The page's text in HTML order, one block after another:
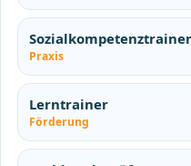
Sozialkompetenztrainer
Praxis
Lerntrainer
Förderung